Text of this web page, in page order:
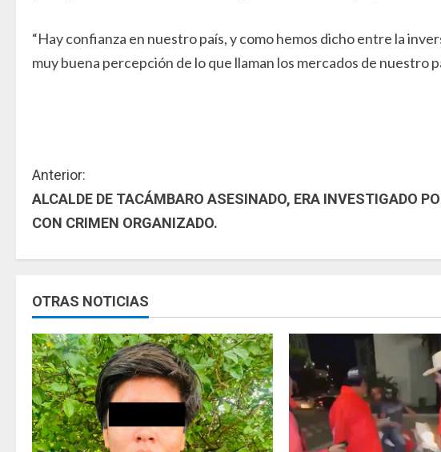
“Hay confianza en nuestro país, y como hemos dicho entre la
muy buena percepción de lo que llaman los mercados de nuestro
S
i
e
l
e
y
Anterior:
ALCALDE DE TACÁMBARO ASESINADO, ERA INVESTIGADO
CON CRIMEN ORGANIZADO.
OTRAS NOTICIAS